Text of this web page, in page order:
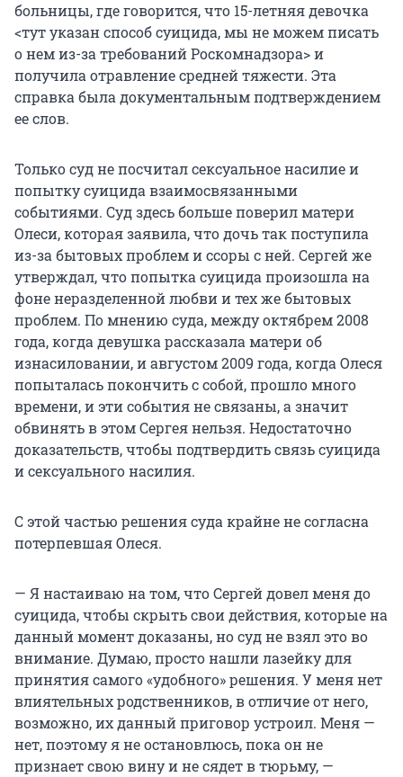
больницы, где говорится, что 15-летняя девочка
<тут указан способ суицида, мы не можем писать
о нем из-за требований Роскомнадзора> и
получила отравление средней тяжести. Эта
справка была документальным подтверждением
ее слов.
Только суд не посчитал сексуальное насилие и
попытку суицида взаимосвязанными
событиями. Суд здесь больше поверил матери
Олеси, которая заявила, что дочь так поступила
из-за бытовых проблем и ссоры с ней. Сергей же
утверждал, что попытка суицида произошла на
фоне неразделенной любви и тех же бытовых
проблем. По мнению суда, между октябрем 2008
года, когда девушка рассказала матери об
изнасиловании, и августом 2009 года, когда Олеся
попыталась покончить c собой, прошло много
времени, и эти события не связаны, а значит
обвинять в этом Сергея нельзя. Недостаточно
доказательств, чтобы подтвердить связь суицида
и сексуального насилия.
С этой частью решения суда крайне не согласна
потерпевшая Олеся.
— Я настаиваю на том, что Сергей довел меня до
суицида, чтобы скрыть свои действия, которые на
данный момент доказаны, но суд не взял это во
внимание. Думаю, просто нашли лазейку для
принятия самого «удобного» решения. У меня нет
влиятельных родственников, в отличие от него,
возможно, их данный приговор устроил. Меня —
нет, поэтому я не остановлюсь, пока он не
признает свою вину и не сядет в тюрьму, —